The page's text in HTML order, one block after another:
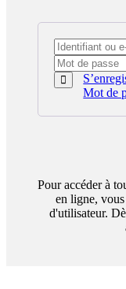
Mot de
Pour accéder à
en ligne,
d'utilisateur.